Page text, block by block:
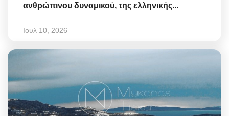
ανθρώπινου δυναμικού, της ελληνικής...
Ιουλ 10, 2026